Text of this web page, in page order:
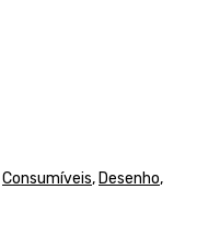
Consumíveis, Desenho,